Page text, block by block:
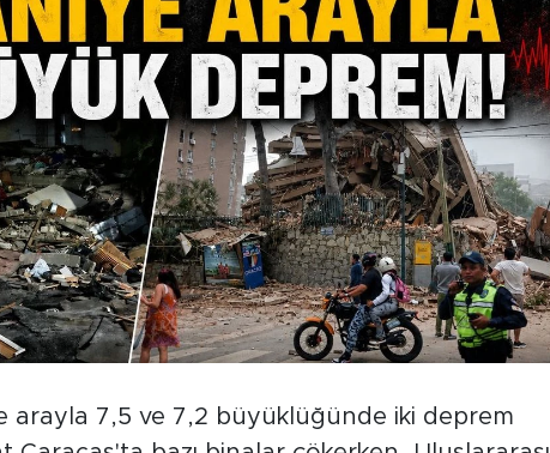
arayla 7,5 ve 7,2 büyüklüğünde iki deprem